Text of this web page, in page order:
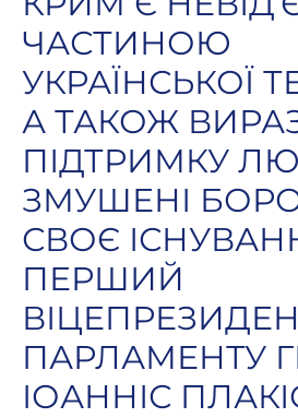
ЧАСТИНОЮ
УКРАЇНСЬКОЇ
А ТАКОЖ
ПІДТРИМКУ
ЗМУШЕНІ
СВОЄ
ПЕРШИЙ
ПАРЛАМЕНТУ
ІОАННІС